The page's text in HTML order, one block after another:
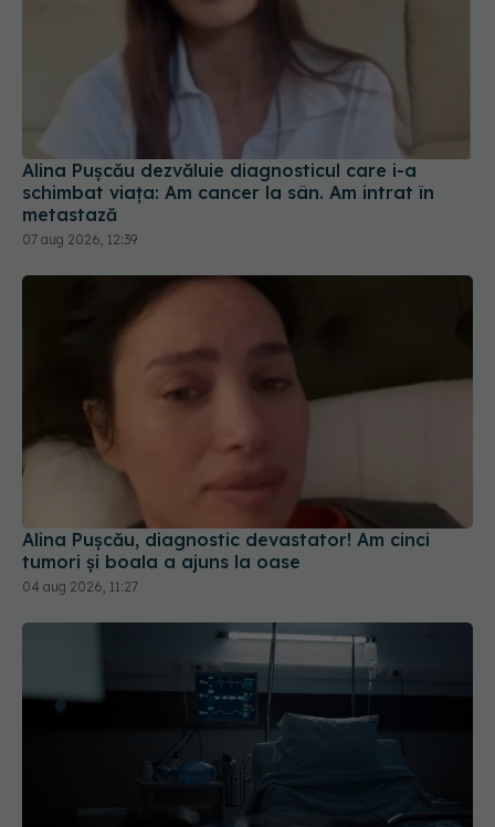
Alina Pușcău dezvăluie diagnosticul care i-a
schimbat viața: Am cancer la sân. Am intrat în
metastază
07 aug 2026, 12:39
Alina Pușcău, diagnostic devastator! Am cinci
tumori și boala a ajuns la oase
04 aug 2026, 11:27